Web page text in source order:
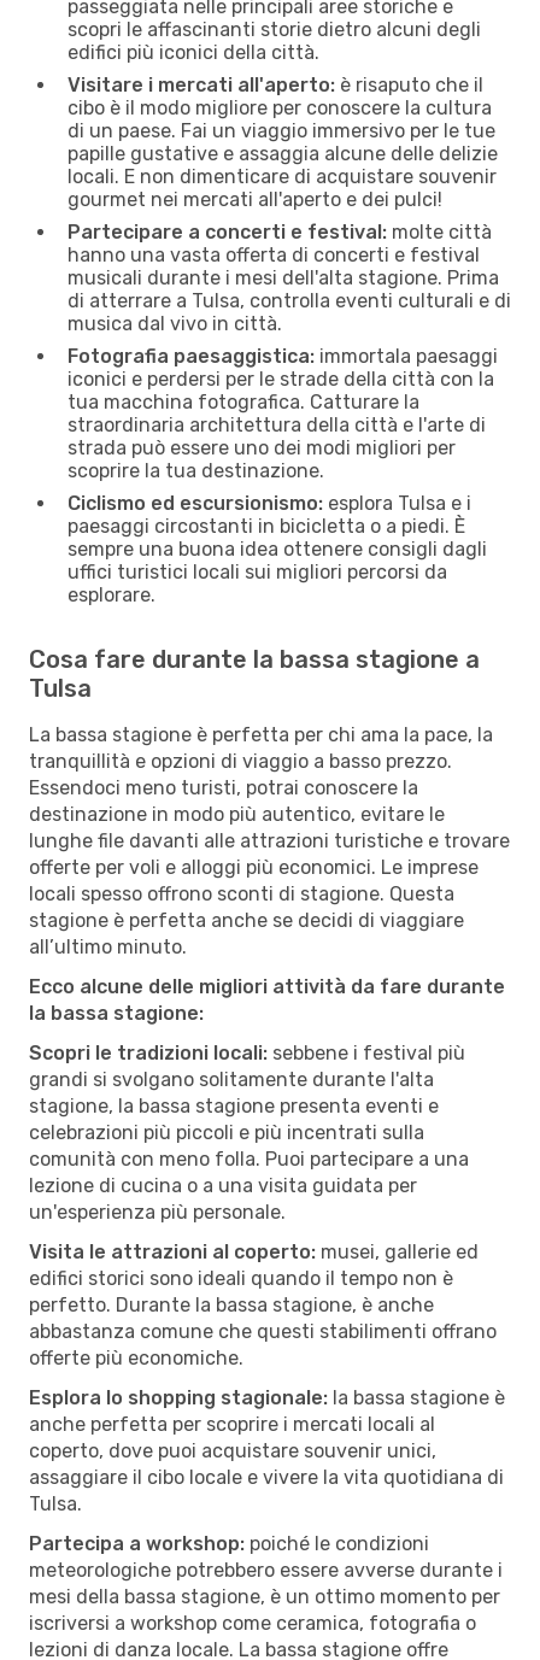
passeggiata nelle principali aree storiche e
scopri le affascinanti storie dietro alcuni degli
edifici più iconici della città.
Visitare i mercati all'aperto: è risaputo che il
cibo è il modo migliore per conoscere la cultura
di un paese. Fai un viaggio immersivo per le tue
papille gustative e assaggia alcune delle delizie
locali. E non dimenticare di acquistare souvenir
gourmet nei mercati all'aperto e dei pulci!
Partecipare a concerti e festival: molte città
hanno una vasta offerta di concerti e festival
musicali durante i mesi dell'alta stagione. Prima
di atterrare a Tulsa, controlla eventi culturali e di
musica dal vivo in città.
Fotografia paesaggistica: immortala paesaggi
iconici e perdersi per le strade della città con la
tua macchina fotografica. Catturare la
straordinaria architettura della città e l'arte di
strada può essere uno dei modi migliori per
scoprire la tua destinazione.
Ciclismo ed escursionismo: esplora Tulsa e i
paesaggi circostanti in bicicletta o a piedi. È
sempre una buona idea ottenere consigli dagli
uffici turistici locali sui migliori percorsi da
esplorare.
Cosa fare durante la bassa stagione a
Tulsa
La bassa stagione è perfetta per chi ama la pace, la
tranquillità e opzioni di viaggio a basso prezzo.
Essendoci meno turisti, potrai conoscere la
destinazione in modo più autentico, evitare le
lunghe file davanti alle attrazioni turistiche e trovare
offerte per voli e alloggi più economici. Le imprese
locali spesso offrono sconti di stagione. Questa
stagione è perfetta anche se decidi di viaggiare
all’ultimo minuto.
Ecco alcune delle migliori attività da fare durante
la bassa stagione:
Scopri le tradizioni locali: sebbene i festival più
grandi si svolgano solitamente durante l'alta
stagione, la bassa stagione presenta eventi e
celebrazioni più piccoli e più incentrati sulla
comunità con meno folla. Puoi partecipare a una
lezione di cucina o a una visita guidata per
un'esperienza più personale.
Visita le attrazioni al coperto: musei, gallerie ed
edifici storici sono ideali quando il tempo non è
perfetto. Durante la bassa stagione, è anche
abbastanza comune che questi stabilimenti offrano
offerte più economiche.
Esplora lo shopping stagionale: la bassa stagione è
anche perfetta per scoprire i mercati locali al
coperto, dove puoi acquistare souvenir unici,
assaggiare il cibo locale e vivere la vita quotidiana di
Tulsa.
Partecipa a workshop: poiché le condizioni
meteorologiche potrebbero essere avverse durante i
mesi della bassa stagione, è un ottimo momento per
iscriversi a workshop come ceramica, fotografia o
lezioni di danza locale. La bassa stagione offre